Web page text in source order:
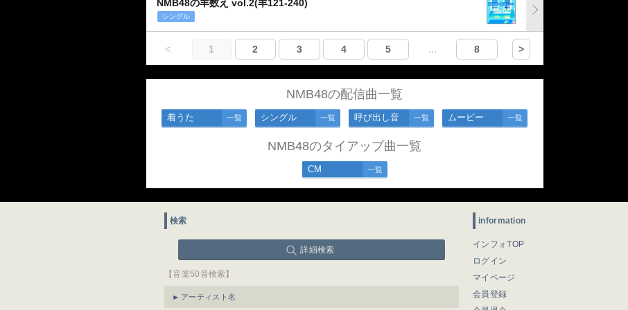
NMB48の羊数え vol.2(羊121-240)
シングル
< 1 2 3 4 5 ... 8 >
NMB48の配信曲一覧
着うた 一覧 シングル 一覧 呼び出し音 一覧 ムービー 一覧
NMB48のタイアップ曲一覧
CM 一覧
検索
詳細検索
【音楽50音検索】
アーティスト名
information
インフォTOP
ログイン
マイページ
会員登録